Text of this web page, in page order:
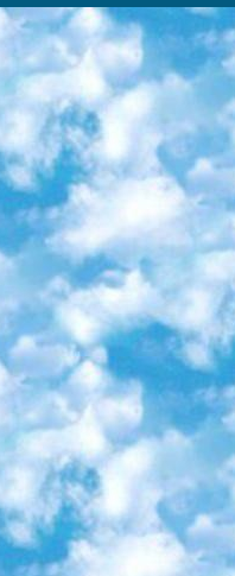
материалов разбит на четыре категории: «Оптические системы и технологии», «Приборостроение и робототехника», «Информационные технологии» и «Биотехнологии». Курсы состоят из видеолекций, интерактивных демонстраций и заданий. 5. «КиберЛенинка» Электронная научная библиотека открытого доступа. Каталог площадки регулярно обрастает текстами статей из различных научных изданий. Сгруппированные по журналам и рубрикам публикации можно читать онлайн или скачивать целиком в PDF-формате. Проект нацелен на популяризацию науки за счёт открытого доступа к качественной информации. 6. «ПостНаука» На этом ресурсе публикуют подборки видеолекций, составленные экспертами из разных отраслей и объединённые общими темами. Среди них, к примеру, есть серии «Биоинформатика и геномика», «Культура средневековой Скандинавии» и Cinema Studies о теории кино. Каждая подборка лекций — логически связанная история, рассказанная экспертом от первого лица. Кроме того, на сайте появляются научно-образовательные статьи и тесты на разные темы. 7. «Newочём» Команда проекта «Newочём» отбирает самые интересные тексты из англоязычных СМИ и переводит те из них, за которые голосуют участники сообщества «ВКонтакте». По большей части это научно-популярные статьи. Редакторы придумывают лишь заголовки, в остальном содержание переводов соответствует оригиналам. Полные тексты можно читать прямо в социальной сети. 8. InternetUrok Онлайн-база материалов по основным дисциплинам школьной программы. Информация на сайте структурирована по классам, предметам и темам (урокам). Каждый урок состоит из видеолекций и конспектов. Есть также интерактивные тренажёры и тесты для закрепления пройденного материала. Даже если вы давно окончили школу, возможность повторить программу старших классов всегда может пригодиться. 9. Edutainme Ещё один ресурс об образовании. В отличие от Newtonew, как мне кажется, Edutainme больше ориентируется на представителей индустрии: педагогов, предпринимателей, разработчиков образовательных проектов. Но и любой, кто просто стремится к саморазвитию, найдёт на сайте много полезного и интересного для себя. Например, информацию о новых курсах и образовательных сервисах. 10. Newtonew Онлайн-медиа об образовании и обучении в широком смысле. Авторы Newtonew пишут об инструментах, заведениях, тактиках и стратегиях, которые помогают учить других и получать новые знания самостоятельно. На этой площадке вы найдёте новости, обзоры, аналитические мат